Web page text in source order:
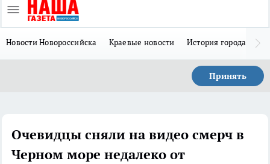
Новости Новороссийска Краевые новости История города Н
Принять
Очевидцы сняли на видео смерч в
Черном море недалеко от